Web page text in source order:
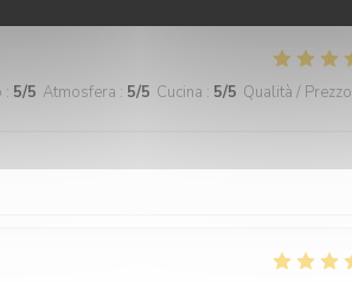
: 5/5 Atmosfera : 5/5 Cucina : 5/5 Qualità / Prezzo